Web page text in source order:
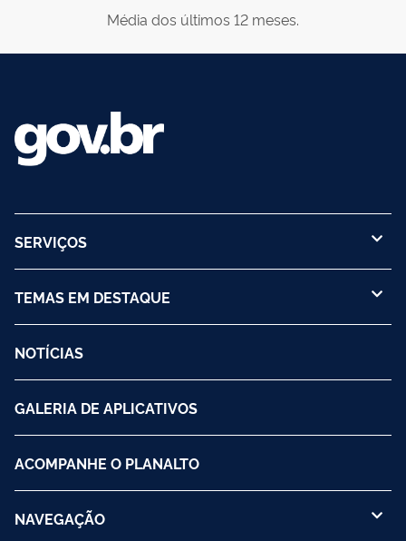
Média dos últimos 12 meses.
SERVIÇOS
TEMAS EM DESTAQUE
NOTÍCIAS
GALERIA DE APLICATIVOS
ACOMPANHE O PLANALTO
NAVEGAÇÃO